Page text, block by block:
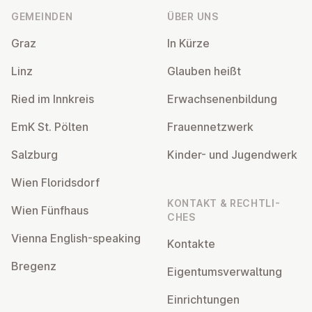
GEMEINDEN
Graz
Linz
Ried im Innkreis
EmK St. Pölten
Salzburg
Wien Flo­rids­dorf
Wien Fünfhaus
Vienna English-speaking
Bregenz
ÜBER UNS
In Kürze
Glauben heißt
Er­wach­se­nen­bil­dung
Frau­en­netz­werk
Kinder- und Ju­gend­werk
KONTAKT & RECHT­LI­
CHES
Kontakte
Ei­gen­tums­ver­wal­tung
Ein­rich­tun­gen